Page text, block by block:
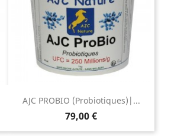
AJC PROBIO (Probiotiques)|...
Prix
79,00 €